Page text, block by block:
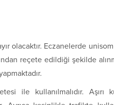
olacaktır. Eczanelerde
reçete edildiği şekilde
kullanılmalıdır. Aşırı